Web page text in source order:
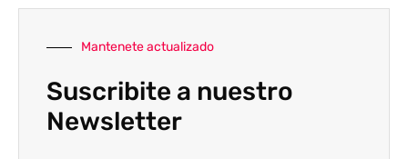
Mantenete actualizado
Suscribite a nuestro
Newsletter